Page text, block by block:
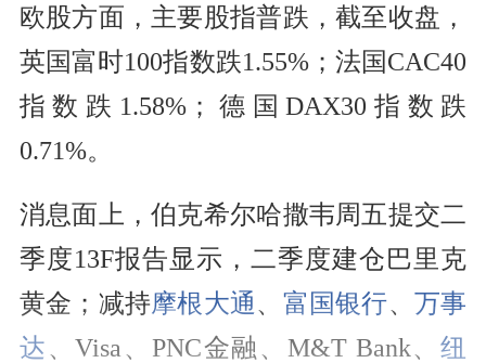
欧股方面，主要股指普跌，截至收盘，
英国富时100指数跌1.55%；法国CAC40
指数跌1.58%；德国DAX30指数跌
0.71%。
消息面上，伯克希尔哈撒韦周五提交二
季度13F报告显示，二季度建仓巴里克
黄金；减持摩根大通、 富国银行、 万事
达、Visa、PNC金融、M&T Bank、纽